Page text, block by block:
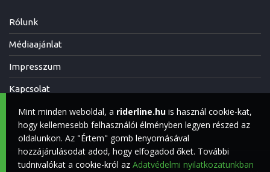
Rólunk
Médiaajánlat
Impresszum
Kapcsolat
Mint minden weboldal, a riderline.hu is használ cookie-kat,
hogy kellemesebb felhasználói élményben legyen részed az
oldalunkon. Az "Értem" gomb lenyomásával
hozzájárulásodat adod, hogy elfogadod őket. További
tudnivalókat a cookie-król az Adatvédelmi nyilatkozatunkban